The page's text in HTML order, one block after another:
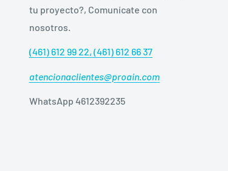
tu proyecto?, Comunícate con
nosotros.
(461) 612 99 22, (461) 612 66 37
atencionaclientes@proain.com
WhatsApp 4612392235